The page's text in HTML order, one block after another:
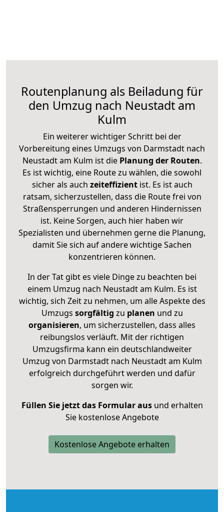
Routenplanung als Beiladung für
den Umzug nach Neustadt am
Kulm
Ein weiterer wichtiger Schritt bei der
Vorbereitung eines Umzugs von Darmstadt nach
Neustadt am Kulm ist diePlanung der Routen.
Es ist wichtig, eine Route zu wählen, die sowohl
sicher als auch zeiteffizientist. Es ist auch
ratsam, sicherzustellen, dass die Route frei von
Straßensperrungen und anderen Hindernissen
ist. Keine Sorgen, auch hier haben wir
Spezialisten und übernehmen gerne die Planung,
damit Sie sich auf andere wichtige Sachen
konzentrieren können.
In der Tat gibt es viele Dinge zu beachten bei
einem Umzug nach Neustadt am Kulm. Es ist
wichtig, sich Zeit zu nehmen, um alle Aspekte des
Umzugs sorgfältig zu planen und zu
organisieren, um sicherzustellen, dass alles
reibungslos verläuft. Mit der richtigen
Umzugsfirma kann ein deutschlandweiter
Umzug von Darmstadt nach Neustadt am Kulm
erfolgreich durchgeführt werden und dafür
sorgen wir.
Füllen Sie jetzt das Formular ausund erhalten
Sie kostenlose Angebote
Kostenlose Angebote erhalten